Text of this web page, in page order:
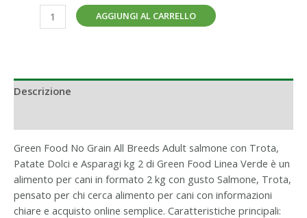
AGGIUNGI AL CARRELLO
Descrizione
Green Food No Grain All Breeds Adult salmone con Trota,
Patate Dolci e Asparagi kg 2 di Green Food Linea Verde è un
alimento per cani in formato 2 kg con gusto Salmone, Trota,
pensato per chi cerca alimento per cani con informazioni
chiare e acquisto online semplice. Caratteristiche principali: